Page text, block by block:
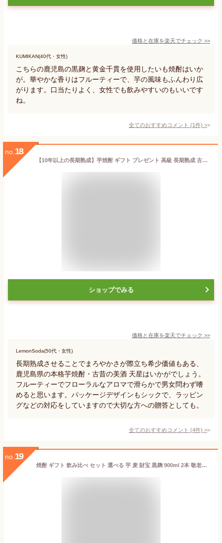
価格と在庫を楽天でチェック >>
KUMIKAN(40代・女性)
こちらの鹿児島の黒麹と黄金千貫を使用したいも焼酎はいか
が。華やかな香りはフルーティーで、芋の風味もふんわり広
がります。口当たりよく、女性でも飲みやすいのもいいです
ね。
全てのおすすめコメント (1件) >
no. 18
【10年以上の長期熟成】芋焼酎 ギフト プレゼント 高級 長期熟成 古酒 2013年『古昔の美酒 芋焼酎 2013』 / ギフト 送料無料 お酒 本格焼酎 原酒 お祝い 誕生日 お父さん 父 義父 記念日 還暦祝い 内祝い 男性 父親 彼氏 おしゃれ 贈答品 化粧箱 熨斗 300ml
ショップでみる
価格と在庫を楽天でチェック >>
LemonSoda(50代・女性)
長期熟成させることでまろやかさが際立ち希少価値もある、
鹿児島県の本格芋焼酎・古昔の美酒 天星はいかがでしょう。
フルーティーでフローラルなアロマで滑らかで男女問わず嗜
めると思います。パッケージデザインもシックで、ラッピン
グなどの対応をしていますので大切な方への贈答としても。
全てのおすすめコメント (4件) >
no. 19
焼酎 ギフト 飲み比べ セット 選べる 芋 麦 財宝 黒麹 900ml 2本 敬老の日 プレゼント お酒 送料無料 本格焼酎 飲み比べセット 温泉水 芋焼酎 麦焼酎 詰め合わせ おさけ 糖質ゼロ 誕生日 敬老 贈り物 鹿児島 さつま芋